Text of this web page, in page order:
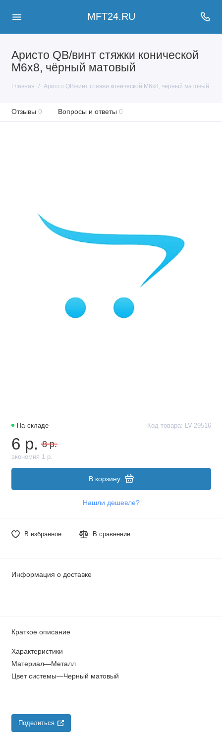
MFT24.RU
Аристо QB/винт стяжки конической
M6х8, чёрный матовый
Главная Аристо QB/винт стяжки конической M6х8, чёрный матовый
Отзывы 0 Вопросы и ответы 0
На складе Код товара: LV-29516
6 р. 8 р.
экономия 1 р.
В корзину
Нашли дешевле?
В избранное В сравнение
Информация о доставке
Краткое описание
Характеристики
Материал—Металл
Цвет системы—Черный матовый
Поделиться